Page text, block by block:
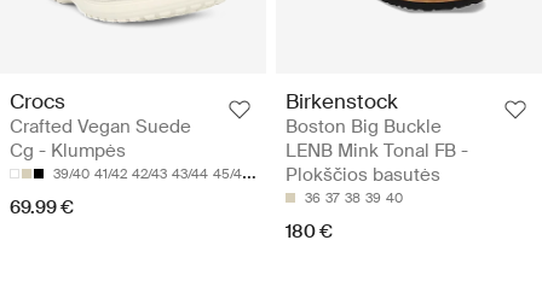
Crocs
Crafted Vegan Suede
Cg - Klumpės
39/40 41/42 42/43 43/44 45/46
69.99 €
Birkenstock
Boston Big Buckle
LENB Mink Tonal FB -
Plokščios basutės
36 37 38 39 40
180 €